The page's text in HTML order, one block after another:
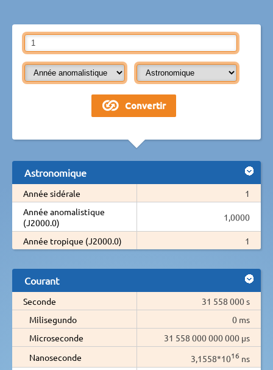
Astronomique
Année sidérale
1
Année anomalistique
(J2000.0)
1,0000
Année tropique (J2000.0) 1
Courant
Seconde
31 558 000 s
Milisegundo
0 ms
Microseconde
31 558 000 000 000 µs
Nanoseconde
3,1558*1016 ns